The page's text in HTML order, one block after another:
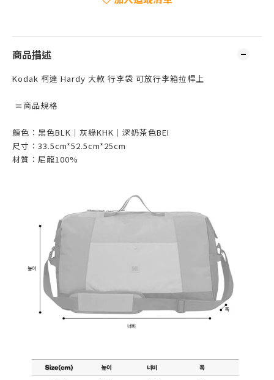
商品描述
Kodak 柯達 Hardy 大款 行李袋 可放行李箱拉桿上
≡商品規格
顏色：黑色BLK｜灰綠KHK｜深奶茶色BEI
尺寸：33.5cm*52.5cm*25cm
材質：尼龍100%